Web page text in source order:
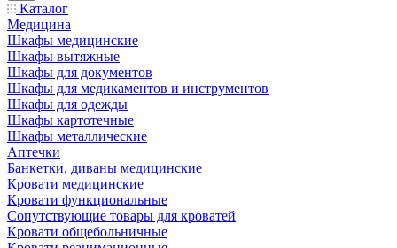
Каталог
Медицина
Шкафы медицинские
Шкафы вытяжные
Шкафы для документов
Шкафы для медикаментов и инструментов
Шкафы для одежды
Шкафы картотечные
Шкафы металлические
Аптечки
Банкетки, диваны медицинские
Кровати медицинские
Кровати функциональные
Сопутствующие товары для кроватей
Кровати общебольничные